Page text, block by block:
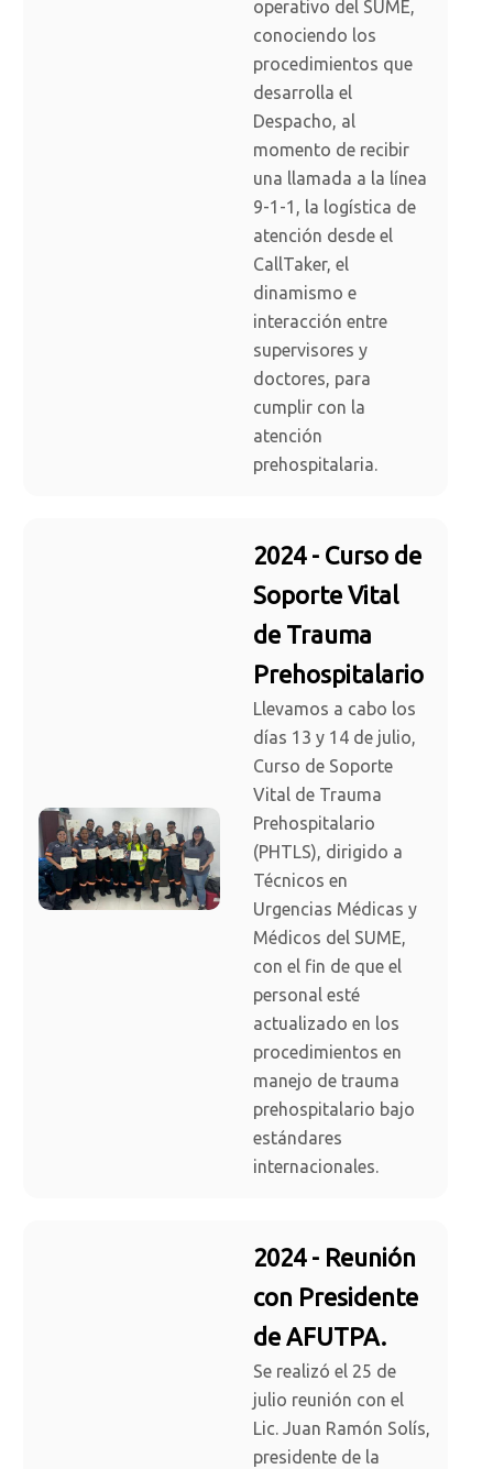
operativo del SUME,
conociendo los
procedimientos que
desarrolla el
Despacho, al
momento de recibir
una llamada a la línea
9-1-1, la logística de
atención desde el
CallTaker, el
dinamismo e
interacción entre
supervisores y
doctores, para
cumplir con la
atención
prehospitalaria.
2024 - Curso de
Soporte Vital
de Trauma
Prehospitalario
Llevamos a cabo los
días 13 y 14 de julio,
Curso de Soporte
Vital de Trauma
Prehospitalario
(PHTLS), dirigido a
Técnicos en
Urgencias Médicas y
Médicos del SUME,
con el fin de que el
personal esté
actualizado en los
procedimientos en
manejo de trauma
prehospitalario bajo
estándares
internacionales.
2024 - Reunión
con Presidente
de AFUTPA.
Se realizó el 25 de
julio reunión con el
Lic. Juan Ramón Solís,
presidente de la